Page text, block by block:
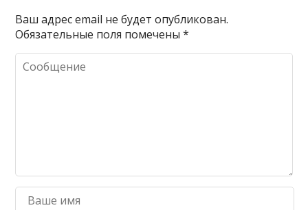
Ваш адрес email не будет опубликован.
Обязательные поля помечены*